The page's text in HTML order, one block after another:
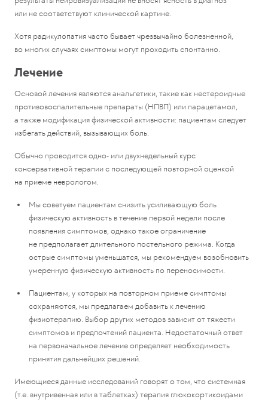
или не соответствуют клинической картине.
Хотя радикулопатия часто бывает чрезвычайно болезненной,
во многих случаях симптомы могут проходить спонтанно.
Лечение
Основой лечения являются анальгетики, такие как нестероидные
противовоспалительные препараты (НПВП) или парацетамол,
а также модификация физической активности: пациентам следует
избегать действий, вызывающих боль.
Обычно проводится одно- или двухнедельный курс
консервативной терапии с последующей повторной оценкой
на приеме неврологом.
Мы советуем пациентам снизить усиливающую боль
физическую активность в течение первой недели после
появления симптомов, однако такое ограничение
не предполагает длительного постельного режима. Когда
острые симптомы уменьшатся, мы рекомендуем возобновить
умеренную физическую активность по переносимости.
Пациентам, у которых на повторном приеме симптомы
сохраняются, мы предлагаем добавить к лечению
физиотерапию. Выбор других методов зависит от тяжести
симптомов и предпочтений пациента. Недостаточный ответ
на первоначальное лечение определяет необходимость
принятия дальнейших решений.
Имеющиеся данные исследований говорят о том, что системная
(т.е. внутривенная или в таблетках) терапия глюкокортикоидами